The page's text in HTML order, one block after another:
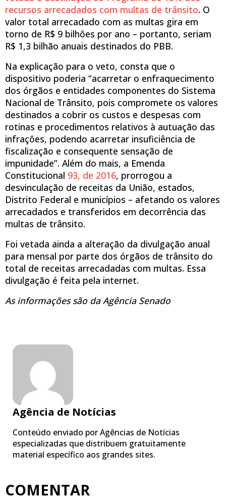
recursos arrecadados com multas de trânsito. O
valor total arrecadado com as multas gira em
torno de R$ 9 bilhões por ano – portanto, seriam
R$ 1,3 bilhão anuais destinados do PBB.
Na explicação para o veto, consta que o
dispositivo poderia “acarretar o enfraquecimento
dos órgãos e entidades componentes do Sistema
Nacional de Trânsito, pois compromete os valores
destinados a cobrir os custos e despesas com
rotinas e procedimentos relativos à autuação das
infrações, podendo acarretar insuficiência de
fiscalização e consequente sensação de
impunidade”. Além do mais, a Emenda
Constitucional 93, de 2016, prorrogou a
desvinculação de receitas da União, estados,
Distrito Federal e municípios – afetando os valores
arrecadados e transferidos em decorrência das
multas de trânsito.
Foi vetada ainda a alteração da divulgação anual
para mensal por parte dos órgãos de trânsito do
total de receitas arrecadadas com multas. Essa
divulgação é feita pela internet.
As informações são da Agência Senado
Agência de Notícias
Conteúdo enviado por Agências de Notícias
especializadas que distribuem gratuitamente
material específico aos grandes sites.
COMENTAR